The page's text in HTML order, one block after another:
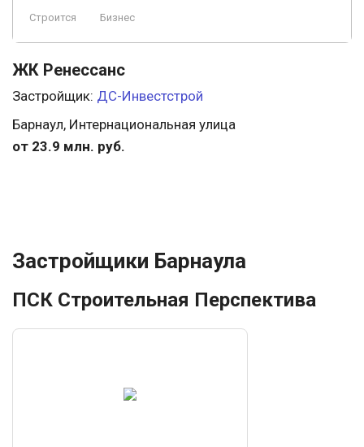
Строится Бизнес
ЖК Ренессанс
Застройщик: ДС-Инвестстрой
Барнаул, Интернациональная улица
от 23.9 млн. руб.
Застройщики Барнаула
ПСК Строительная Перспектива